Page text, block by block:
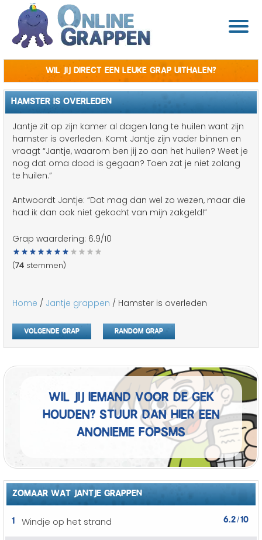
Wil jij direct een leuke grap uithalen?
HAMSTER IS OVERLEDEN
Jantje zit op zijn kamer al dagen lang te huilen want zijn
hamster is overleden. Komt Jantje zijn vader binnen en
vraagt “Jantje, waarom ben jij zo aan het huilen? Weet je
nog dat oma dood is gegaan? Toen zat je niet zolang
te huilen.”
Antwoordt Jantje: “Dat mag dan wel zo wezen, maar die
had ik dan ook niet gekocht van mijn zakgeld!”
Grap waardering: 6.9/10
(74 stemmen)
Home / Jantje grappen / Hamster is overleden
Volgende grap Random grap
Wil jij iemand voor de gek
houden? Stuur dan hier een
anonieme fopSMS
ZOMAAR WAT JANTJE GRAPPEN
1 Windje op het strand 6.2/10